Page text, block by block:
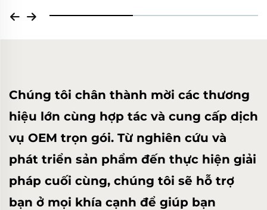
Chúng tôi chân thành mời các thương
hiệu lớn cùng hợp tác và cung cấp dịch
vụ OEM trọn gói. Từ nghiên cứu và
phát triển sản phẩm đến thực hiện giải
pháp cuối cùng, chúng tôi sẽ hỗ trợ
bạn ở mọi khía cạnh để giúp bạn